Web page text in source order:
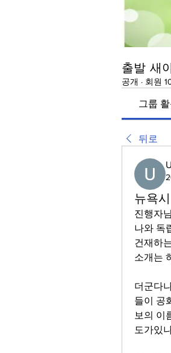
출발 새
공개 · 회원
그룹
뒤로
뉴욕
진행자
나와 독
건재하
소개는
더군다
들이 공
보의 이
도가있